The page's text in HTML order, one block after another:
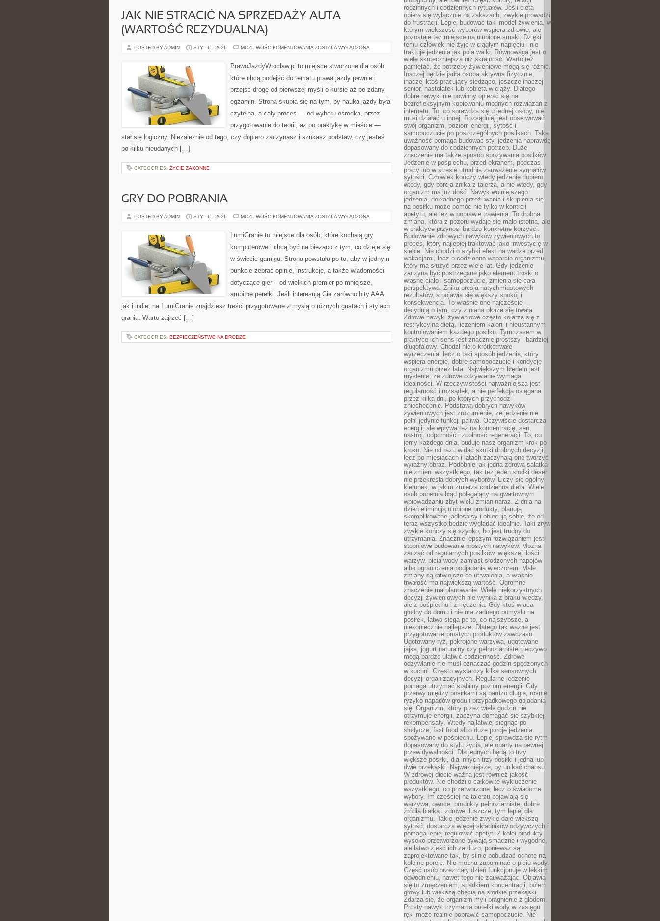
JAK NIE STRACIĆ NA SPRZEDAŻY AUTA
(WARTOŚĆ REZYDUALNA)
POSTED BY ADMIN STY - 6 - 2026 MOŻLIWOŚĆ KOMENTOWANIA JAK
NA
SPRZEDAŻY
(WARTOŚĆ
ZOSTAŁA WYŁĄCZONA
PrawoJazdyWroclaw.pl to miejsce stworzone dla osób,
które chcą podejść do tematu prawa jazdy pewnie i
przejść drogę od pierwszej myśli o kursie aż po zdany
egzamin. Strona skupia się na tym, by nauka jazdy była
czytelna, a cały proces — od wyboru ośrodka, przez
przygotowanie do teorii, aż po praktykę w mieście —
stał się logiczny. Niezależnie od tego, czy dopiero zaczynasz i szukasz podstaw, czy jesteś
po kilku nieudanych […]
CATEGORIES: ŻYCIE ZAKONNE
GRY DO POBRANIA
POSTED BY ADMIN STY - 6 - 2026 MOŻLIWOŚĆ KOMENTOWANIA GRY
ZOSTAŁA WYŁĄCZONA
LumiGranie to miejsce dla osób, które kochają gry
komputerowe i chcą być na bieżąco z tym, co dzieje się
w świecie gamigu. Strona powstała po to, aby w jednym
punkcie zebrać opinie, instrukcje, a także wiadomości
dotyczące gier – od wielkich premier po mniejsze,
ambitne perełki. Jeśli interesują Cię zarówno hity AAA,
jak i indie, na LumiGranie znajdziesz treści przygotowane z myślą o różnych gustach i stylach
grania. Warto zajrzeć […]
CATEGORIES: BEZPIECZEŃSTWO NA DRODZE
rodzinnych i codziennych rytuałów. Jeśli dieta
opiera się wyłącznie na zakazach, zwykle prowadzi
do frustracji. Lepiej budować taki model żywienia, w
którym większość wyborów wspiera zdrowie, ale
pozostaje też miejsce na ulubione smaki. Dzięki
temu człowiek nie żyje w ciągłym napięciu i nie
traktuje jedzenia jak pola walki. Równowaga jest o
wiele skuteczniejsza niż skrajność. Warto też
pamiętać, że potrzeby żywieniowe mogą się różnić.
Inaczej będzie jadła osoba aktywna fizycznie,
inaczej ktoś pracujący siedząco, jeszcze inaczej
senior, nastolatek lub kobieta w ciąży. Dlatego
dobre nawyki nie powinny opierać się na
bezrefleksyjnym kopiowaniu modnych rozwiązań z
internetu. To, co sprawdza się u jednej osoby, nie
musi działać u innej. Rozsądniej jest obserwować
swój organizm, poziom energii, sytość i
samopoczucie po poszczególnych posiłkach. Taka
uważność pomaga budować styl jedzenia naprawdę
dopasowany do codziennych potrzeb. Duże
znaczenie ma także sposób spożywania posiłków.
Jedzenie w pośpiechu, przed ekranem, podczas
pracy lub w stresie utrudnia zauważenie sygnałów
sytości. Człowiek kończy wtedy jedzenie dopiero
wtedy, gdy porcja znika z talerza, a nie wtedy, gdy
organizm ma już dość. Nawyk wolniejszego
jedzenia, dokładnego przeżuwania i skupienia się
na posiłku może pomóc nie tylko w kontroli
apetytu, ale też w poprawie trawienia. To drobna
zmiana, która z pozoru wydaje się mało istotna, ale
w praktyce przynosi bardzo konkretne korzyści.
Budowanie zdrowych nawyków żywieniowych to
proces, który najlepiej traktować jako inwestycję w
siebie. Nie chodzi o szybki efekt na wadze przed
wakacjami, lecz o codzienne wsparcie organizmu,
który ma służyć przez wiele lat. Gdy jedzenie
zaczyna być postrzegane jako element troski o
własne ciało i samopoczucie, zmienia się cała
perspektywa. Znika presja natychmiastowych
rezultatów, a pojawia się większy spokój i
konsekwencja. To właśnie one najczęściej
decydują o tym, czy zmiana okaże się trwała.
Zdrowe nawyki żywieniowe często kojarzą się z
restrykcyjną dietą, liczeniem kalorii i nieustannym
kontrolowaniem każdego posiłku. Tymczasem w
praktyce ich sens jest znacznie prostszy i bardziej
długofalowy. Chodzi nie o krótkotrwałe
wyrzeczenia, lecz o taki sposób jedzenia, który
wspiera energię, dobre samopoczucie i kondycję
organizmu przez lata. Największym błędem jest
myślenie, że zdrowe odżywianie wymaga
idealności. W rzeczywistości najważniejsza jest
regularność i rozsądek, a nie perfekcja osiągana
przez kilka dni, po których przychodzi
zniechęcenie. Podstawą dobrych nawyków
żywieniowych jest zrozumienie, że jedzenie nie
pełni jedynie funkcji paliwa. Oczywiście dostarcza
energii, ale wpływa też na koncentrację, sen,
nastrój, odporność i zdolność regeneracji. To, co
jemy każdego dnia, buduje nasz organizm krok po
kroku. Nie od razu widać skutki drobnych decyzji,
lecz po miesiącach i latach zaczynają one tworzyć
wyraźny obraz. Podobnie jak jedna zdrowa sałatka
nie zmieni wszystkiego, tak też jeden słodki deser
nie przekreśla dobrych wyborów. Liczy się ogólny
kierunek, w jakim zmierza codzienna dieta. Wiele
osób popełnia błąd polegający na gwałtownym
wprowadzaniu zbyt wielu zmian naraz. Z dnia na
dzień eliminują ulubione produkty, planują
skomplikowane jadłospisy i obiecują sobie, że od
teraz wszystko będzie wyglądać idealnie. Taki zryw
zwykle kończy się szybko, bo jest trudny do
utrzymania. Znacznie lepszym rozwiązaniem jest
stopniowe budowanie prostych nawyków. Można
zacząć od regularnych posiłków, większej ilości
warzyw, picia wody zamiast słodzonych napojów
albo ograniczenia podjadania wieczorem. Małe
zmiany są łatwiejsze do utrwalenia, a właśnie
trwałość ma największą wartość. Ogromne
znaczenie ma planowanie. Wiele niekorzystnych
decyzji żywieniowych nie wynika z braku wiedzy,
ale z pośpiechu i zmęczenia. Gdy ktoś wraca
głodny do domu i nie ma żadnego pomysłu na
posiłek, łatwo sięga po to, co najszybsze, a
niekoniecznie najlepsze. Dlatego tak ważne jest
przygotowanie prostych produktów zawczasu.
Ugotowany ryż, pokrojone warzywa, ugotowane
jajka, jogurt naturalny czy pełnoziarniste pieczywo
mogą bardzo ułatwić codzienność. Zdrowe
odżywianie nie musi oznaczać godzin spędzonych
w kuchni. Często wystarczy kilka sensownych
decyzji organizacyjnych. Regularne jedzenie
pomaga utrzymać stabilny poziom energii. Gdy
przerwy między posiłkami są bardzo długie, rośnie
ryzyko napadów głodu i przypadkowego objadania
się. Organizm, który przez wiele godzin nie
otrzymuje energii, zaczyna domagać się szybkiej
rekompensaty. Wtedy najłatwiej sięgnąć po
słodycze, fast food albo duże porcje jedzenia
spożywane w pośpiechu. Lepiej sprawdza się rytm
dopasowany do stylu życia, ale oparty na pewnej
przewidywalności. Dla jednych będą to trzy
większe posiłki, dla innych trzy posiłki i jedna lub
dwie przekąski. Najważniejsze, by unikać chaosu.
W zdrowej diecie ważna jest również jakość
produktów. Nie chodzi o całkowite wykluczenie
wszystkiego, co przetworzone, lecz o świadome
wybory. Im częściej na talerzu pojawiają się
warzywa, owoce, produkty pełnoziarniste, dobre
źródła białka i zdrowe tłuszcze, tym lepiej dla
organizmu. Takie jedzenie zwykle daje większą
sytość, dostarcza więcej składników odżywczych i
pomaga lepiej regulować apetyt. Z kolei produkty
wysoko przetworzone bywają smaczne i wygodne,
ale łatwo zjeść ich za dużo, ponieważ są
zaprojektowane tak, by silnie pobudzać ochotę na
kolejne porcje. Nie można zapominać o piciu wody.
Część osób przez cały dzień funkcjonuje w lekkim
odwodnieniu, nawet tego nie zauważając. Objawia
się to zmęczeniem, spadkiem koncentracji, bólem
głowy lub większą chęcią na słodkie przekąski.
Zdarza się, że organizm myli pragnienie z głodem.
Prosty nawyk trzymania butelki wody w zasięgu
ręki może realnie poprawić samopoczucie. Nie